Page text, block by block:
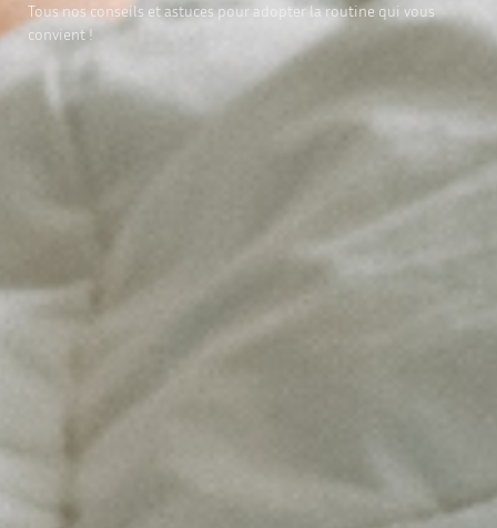
Tous nos conseils et astuces pour adopter la routine qui vous
convient !